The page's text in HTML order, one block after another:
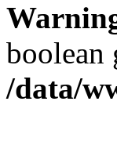
boolean
/data/